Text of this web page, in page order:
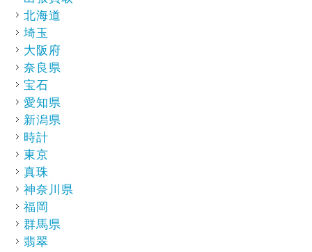
北海道
埼玉
大阪府
奈良県
宝石
愛知県
新潟県
時計
東京
真珠
神奈川県
福岡
群馬県
翡翠